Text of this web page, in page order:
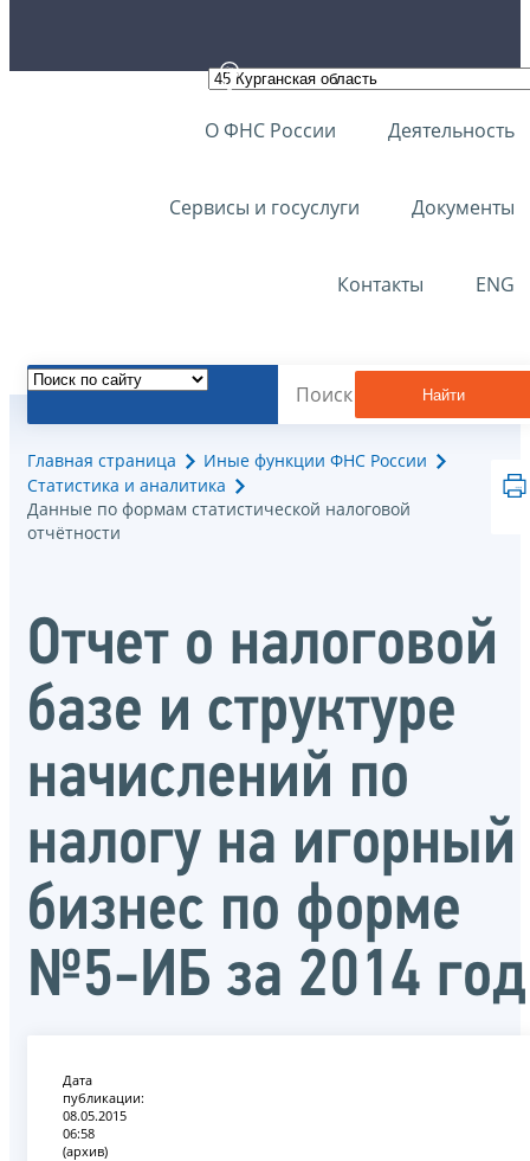
О ФНС России Деятельность
Сервисы и госуслуги Документы
Контакты ENG
Найти
Главная страница
Иные функции ФНС России
Статистика и аналитика
Данные по формам статистической налоговой
отчётности
Отчет о налоговой
базе и структуре
начислений по
налогу на игорный
бизнес по форме
№5-ИБ за 2014 год
Дата
публикации:
08.05.2015
06:58
(архив)